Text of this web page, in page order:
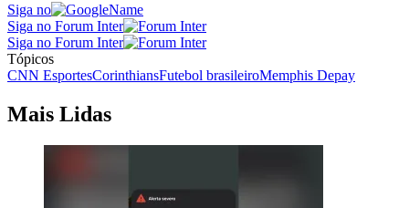
Siga no
Siga no Forum Inter
Siga no Forum Inter
Tópicos
CNN EsportesCorinthiansFutebol brasileiroMemphis Depay
Mais Lidas